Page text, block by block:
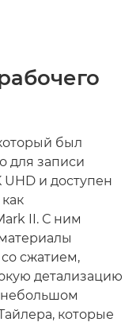
был
для записи
и доступен
II. С ним
сжатием,
детализацию
небольшом
которые